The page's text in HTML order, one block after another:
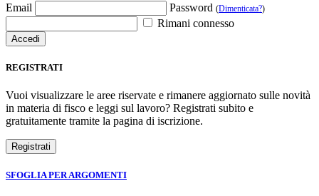
Email Password (Dimenticata?)
Rimani connesso
REGISTRATI
Vuoi visualizzare le aree riservate e rimanere aggiornato sulle novità
in materia di fisco e leggi sul lavoro? Registrati subito e
gratuitamente tramite la pagina di iscrizione.
SFOGLIA PER ARGOMENTI